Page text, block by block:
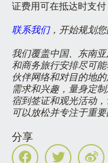
证费用可在抵达时支付
联系我们，开始规划
我们覆盖中国、东南
和商务旅行安排尽可
伙伴网络和对目的地
需求和兴趣，量身定
宿到签证和观光活动
可以放松并专注于重要
分享